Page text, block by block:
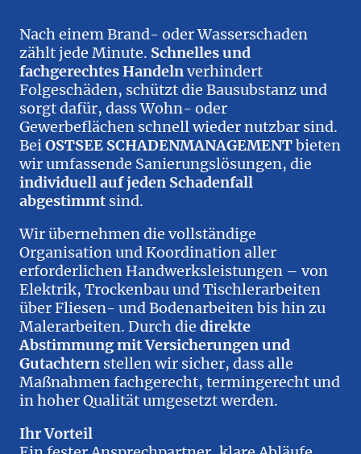
Nach einem Brand- oder Wasserschaden
zählt jede Minute. Schnelles und
fachgerechtes Handelnverhindert
Folgeschäden, schützt die Bausubstanz und
sorgt dafür, dass Wohn- oder
Gewerbeflächen schnell wieder nutzbar sind.
BeiOSTSEE SCHADENMANAGEMENTbieten
wir umfassende Sanierungslösungen, die
individuell auf jeden Schadenfall
abgestimmt sind.
Wir übernehmen die vollständige
Organisation und Koordination aller
erforderlichen Handwerksleistungen – von
Elektrik, Trockenbau und Tischlerarbeiten
über Fliesen- und Bodenarbeiten bis hin zu
Malerarbeiten. Durch die direkte
Abstimmung mit Versicherungen und
Gutachtern stellen wir sicher, dass alle
Maßnahmen fachgerecht, termingerecht und
in hoher Qualität umgesetzt werden.
Ihr Vorteil